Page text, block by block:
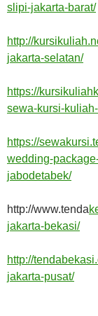
slipi-jakarta-barat/
http://
jakarta-selatan/
https://
sewa-kursi-
https://
wedding-
jabodetabek/
http://www.tenda
jakarta-bekasi/
http://
jakarta-pusat/